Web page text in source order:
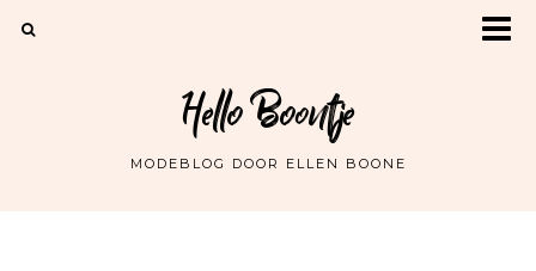
Hello Boontje
MODEBLOG DOOR ELLEN BOONE